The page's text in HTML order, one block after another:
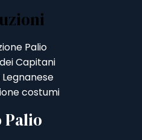
Palio
Capitani
costumi
Palio